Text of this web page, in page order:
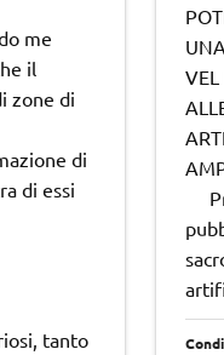
me
il
zone di
di
di essi
tanto
VEL